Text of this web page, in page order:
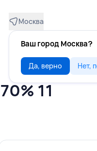
Москва
Ваш город Москва?
Да, верно Нет,
11